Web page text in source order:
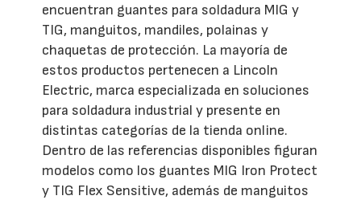
encuentran guantes para soldadura MIG y
TIG, manguitos, mandiles, polainas y
chaquetas de protección. La mayoría de
estos productos pertenecen a Lincoln
Electric, marca especializada en soluciones
para soldadura industrial y presente en
distintas categorías de la tienda online.
Dentro de las referencias disponibles figuran
modelos como los guantes MIG Iron Protect
y TIG Flex Sensitive, además de manguitos